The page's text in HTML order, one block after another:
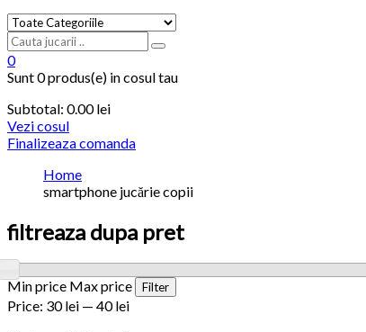
0
Sunt0 produs(e) in cosul tau
Subtotal: 0.00lei
Vezi cosul
Finalizeaza comanda
Home
smartphone jucărie copii
filtreaza dupa pret
Min price Max price Filter
Price: 30 lei — 40 lei